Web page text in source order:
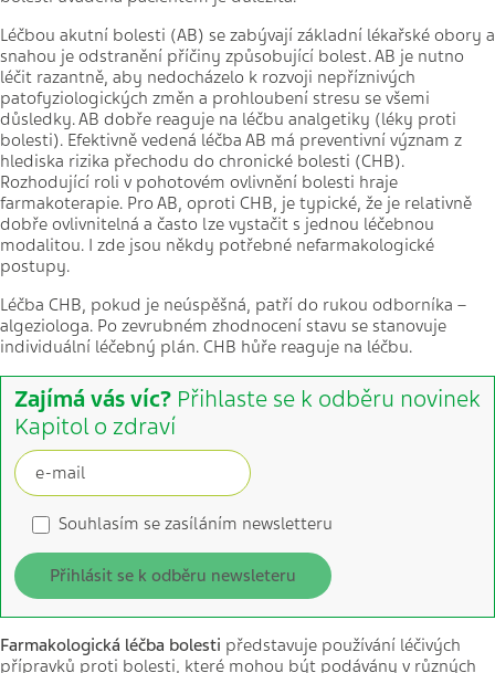
Léčbou akutní bolesti (AB) se zabývají základní lékařské obory a
snahou je odstranění příčiny způsobující bolest. AB je nutno
léčit razantně, aby nedocházelo k rozvoji nepříznivých
patofyziologických změn a prohloubení stresu se všemi
důsledky. AB dobře reaguje na léčbu analgetiky (léky proti
bolesti). Efektivně vedená léčba AB má preventivní význam z
hlediska rizika přechodu do chronické bolesti (CHB).
Rozhodující roli v pohotovém ovlivnění bolesti hraje
farmakoterapie. Pro AB, oproti CHB, je typické, že je relativně
dobře ovlivnitelná a často lze vystačit s jednou léčebnou
modalitou. I zde jsou někdy potřebné nefarmakologické
postupy.
Léčba CHB, pokud je neúspěšná, patří do rukou odborníka –
algeziologa. Po zevrubném zhodnocení stavu se stanovuje
individuální léčebný plán. CHB hůře reaguje na léčbu.
Zajímá vás víc? Přihlaste se k odběru novinek
Kapitol o zdraví
Souhlasím se zasíláním newsletteru
Přihlásit se k odběru newsleteru
Farmakologická léčba bolesti představuje používání léčivých
přípravků proti bolesti, které mohou být podávány v různých